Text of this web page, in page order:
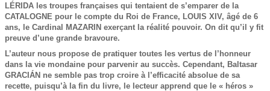
LÉRIDA les troupes françaises qui tentaient de s’emparer de la
CATALOGNE pour le compte du Roi de France, LOUIS XIV, âgé de 6
ans, le Cardinal MAZARIN exerçant la réalité pouvoir. On dit qu’il y fit
preuve d’une grande bravoure.
L’auteur nous propose de pratiquer toutes les vertus de l’honneur
dans la vie mondaine pour parvenir au succès. Cependant, Baltasar
GRACIÁN ne semble pas trop croire à l’efficacité absolue de sa
recette, puisqu’à la fin du livre, le lecteur apprend que le « héros »